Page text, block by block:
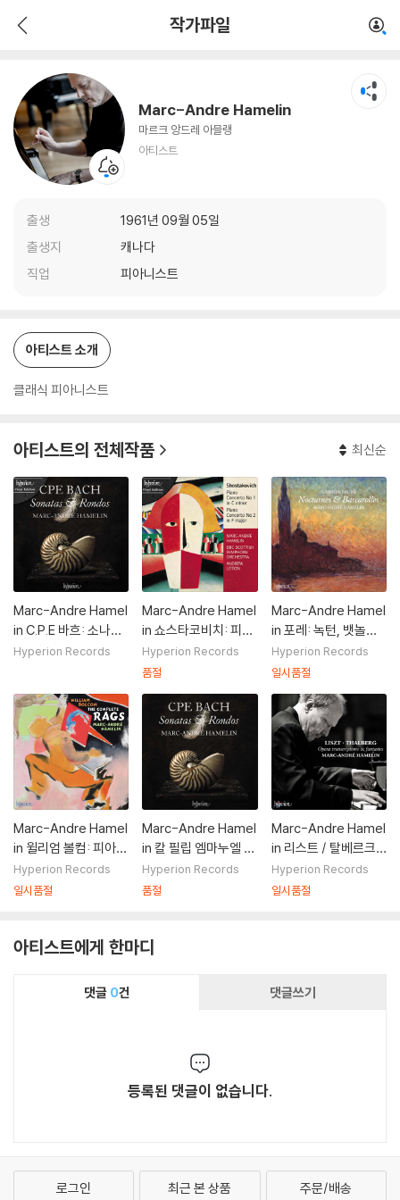
작가파일
Marc-Andre Hamelin
마르크 앙드레 아믈랭
아티스트
출생
1961년 09월 05일
출생지
캐나다
직업
피아니스트
아티스트 소개
클래식 피아니스트
아티스트의 전체작품 최신순
Marc-Andre Hamel
in C.P.E 바흐: 소나타
와 론도 (C.P.E Bach:
Hyperion Records
Marc-Andre Hamel
in 쇼스타코비치: 피아
노 협주곡 1번 2번 (Sh
ostakovich: Piano
Op.102) [LP]
Hyperion Records
품절
Marc-Andre Hamel
in 포레: 녹턴, 뱃놀이
(Faure: Nocturnes,
Barcarolles)
Hyperion Records
일시품절
Marc-Andre Hamel
in 윌리엄 볼컴: 피아노
래그 전곡 - 마크 앙드
레 아믈랭 (William B
Hyperion Records
일시품절
Marc-Andre Hamel
in 칼 필립 엠마누엘 바
흐: 소나타와 론도 - 마
르크 앙드레 아믈랭
Hyperion Records
품절
Marc-Andre Hamel
in 리스트 / 탈베르크:
오페라 편곡과 환상곡
(Liszt / Thalberg:
Hyperion Records
일시품절
아티스트에게 한마디
댓글 0건 댓글쓰기
등록된 댓글이 없습니다.
로그인 최근 본 상품 주문/배송